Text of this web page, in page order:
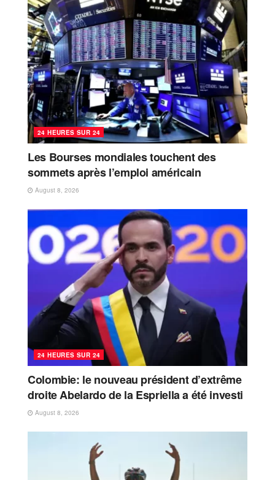
24 HEURES SUR 24
Les Bourses mondiales touchent des
sommets après l’emploi américain
August 8, 2026
24 HEURES SUR 24
Colombie: le nouveau président d’extrême
droite Abelardo de la Espriella a été investi
August 8, 2026